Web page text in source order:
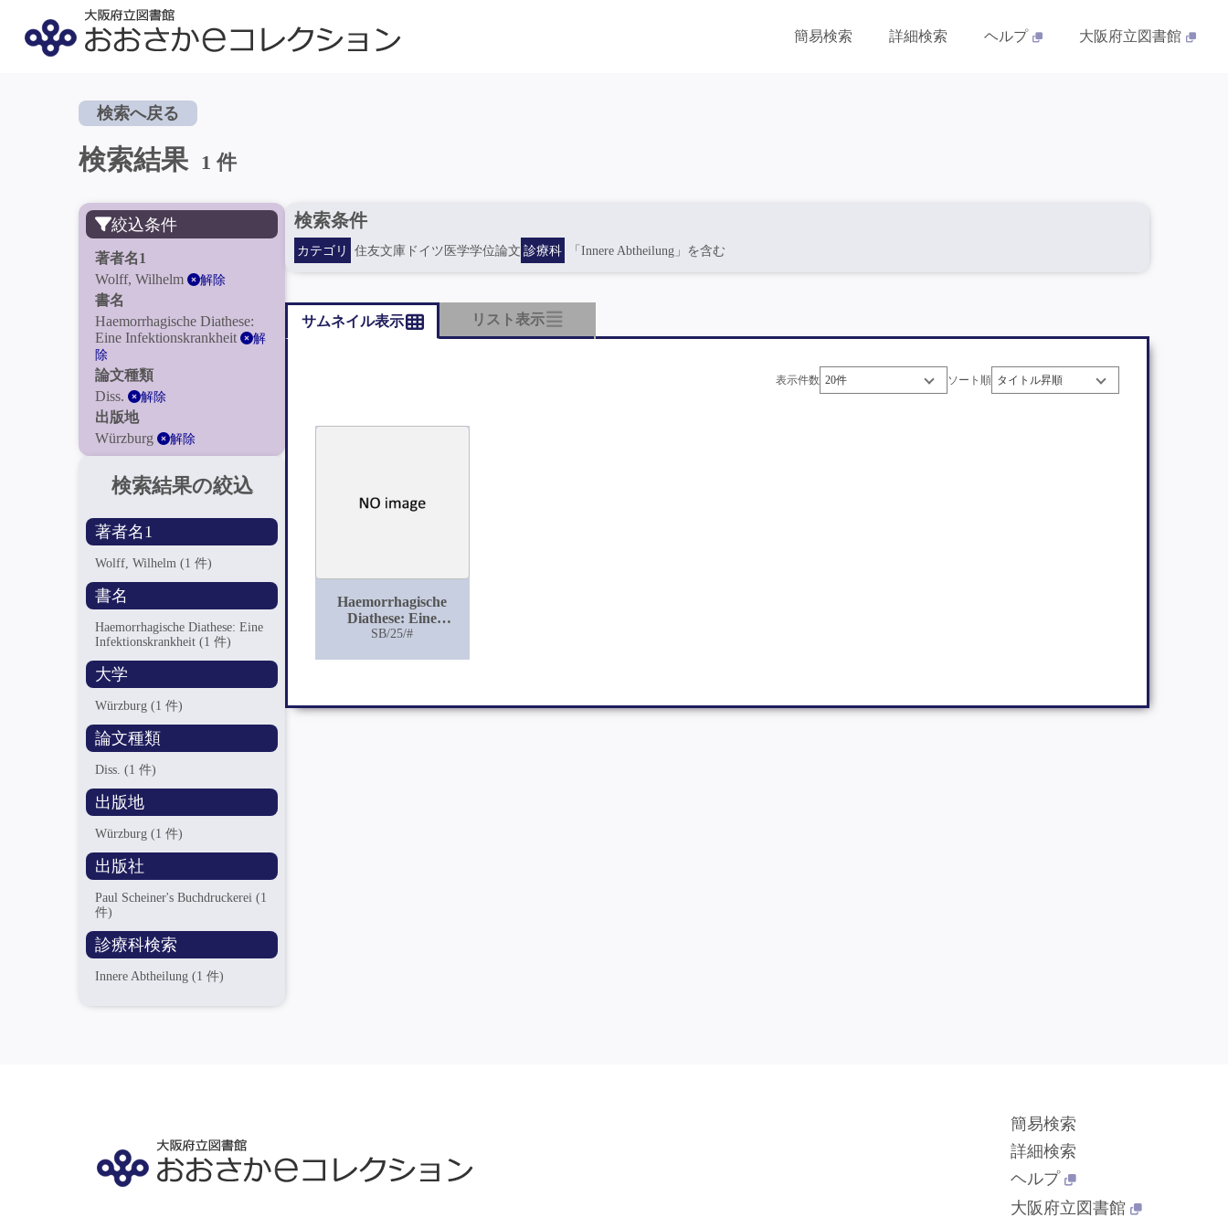
簡易検索 詳細検索 ヘルプ 大阪府立図書館
検索へ戻る
検索結果 1 件
絞込条件
著者名1
Wolff, Wilhelm
解除
書名
Haemorrhagische Diathese:
Eine Infektionskrankheit
解
除
論文種類
Diss.
解除
出版地
Würzburg
解除
検索結果の絞込
著者名1
Wolff, Wilhelm(1 件)
書名
Haemorrhagische Diathese: Eine
Infektionskrankheit(1 件)
大学
Würzburg(1 件)
論文種類
Diss.(1 件)
出版地
Würzburg(1 件)
出版社
Paul Scheiner's Buchdruckerei(1
件)
診療科検索
Innere Abtheilung(1 件)
検索条件
カテゴリ 住友文庫ドイツ医学学位論文 診療科 「Innere Abtheilung」を含む
サムネイル表示 リスト表示
表示件数 ソート順
Haemorrhagische
Diathese: Eine
Infektionskrankheit
SB/25/#
簡易検索
詳細検索
ヘルプ
大阪府立図書館